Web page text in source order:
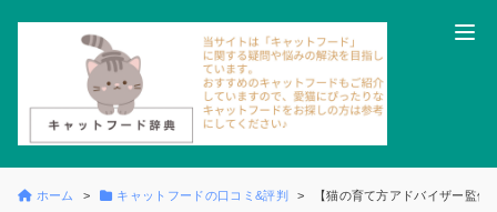
ホーム キャットフードの口コミ&評判 【猫の育て方アドバイザー監